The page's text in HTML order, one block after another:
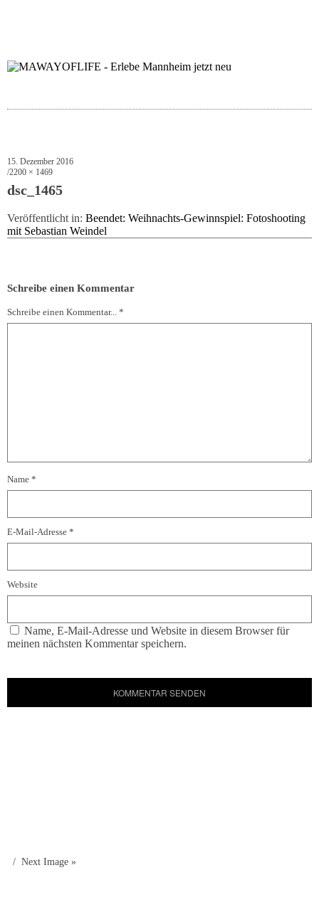
15. Dezember 2016
2200 × 1469
dsc_1465
Veröffentlicht in: Beendet: Weihnachts-Gewinnspiel: Fotoshooting
mit Sebastian Weindel
Schreibe einen Kommentar
Schreibe einen Kommentar... *
Name *
E-Mail-Adresse *
Website
Name, E-Mail-Adresse und Website in diesem Browser für
meinen nächsten Kommentar speichern.
Next Image »